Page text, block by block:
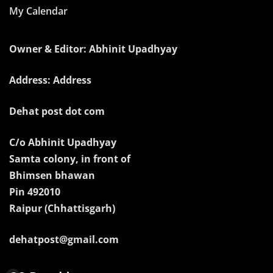
My Calendar
Owner & Editor: Abhinit Upadhyay
Address: Address
Dehat post dot com
C/o Abhinit Upadhyay
Samta colony, in front of
Bhimsen bhawan
Pin 492010
Raipur (Chhattisgarh)
dehatpost@gmail.com